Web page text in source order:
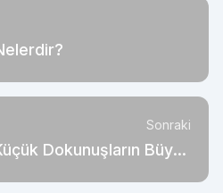
Sonraki
Dokunuşların Büyük